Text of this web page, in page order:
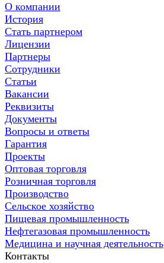
О компании
История
Стать партнером
Лицензии
Партнеры
Сотрудники
Статьи
Вакансии
Реквизиты
Документы
Вопросы и ответы
Гарантия
Проекты
Оптовая торговля
Розничная торговля
Производство
Сельское хозяйство
Пищевая промышленность
Нефтегазовая промышленность
Медицина и научная деятельность
Контакты